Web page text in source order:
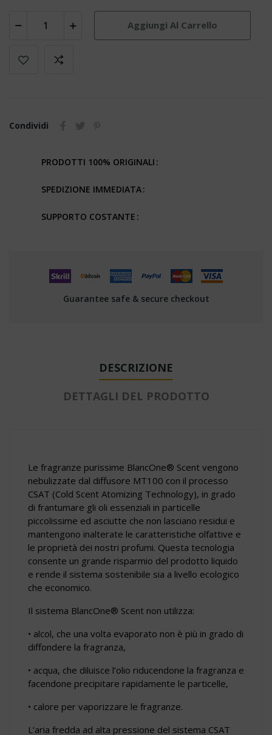
Aggiungi Al Carrello
Condividi
PRODOTTI 100% ORIGINALI
SPEDIZIONE IMMEDIATA
SUPPORTO COSTANTE
Guarantee safe & secure checkout
DESCRIZIONE
DETTAGLI DEL PRODOTTO
Le fragranze purissime BlancOne® Scent vengono
nebulizzate dal diffusore MT100 con il processo
CSAT (Cold Scent Atomizing Technology), in grado
di frantumare gli oli essenziali in particelle
piccolissime ed asciutte che non lasciano residui e
mantengono inalterate le caratteristiche olfattive e
le proprietà dei nostri profumi. Questa tecnologia
consente un grande risparmio del prodotto liquido
e rende il sistema sostenibile sia a livello ecologico
che economico.
Il sistema BlancOne® Scent non utilizza:
• alcol, che una volta evaporato non è più in grado di
diffondere la fragranza,
• acqua, che diluisce l’olio riducendone la fragranza e
facendone precipitare rapidamente le particelle,
• calore per vaporizzare le fragranze.
L’aria fredda ad alta pressione del sistema CSAT